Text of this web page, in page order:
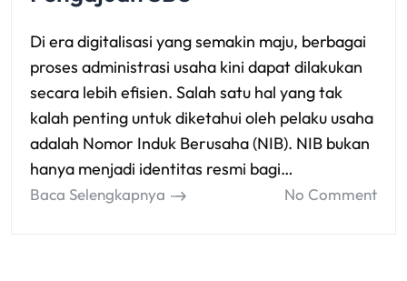
Di era digitalisasi yang semakin maju, berbagai
proses administrasi usaha kini dapat dilakukan
secara lebih efisien. Salah satu hal yang tak
kalah penting untuk diketahui oleh pelaku usaha
adalah Nomor Induk Berusaha (NIB). NIB bukan
hanya menjadi identitas resmi bagi…
Baca Selengkapnya No Comment